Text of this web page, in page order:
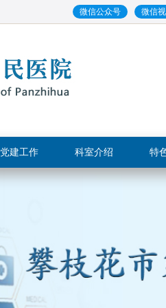
微信公众号 微信
党建工作 科室介绍 特